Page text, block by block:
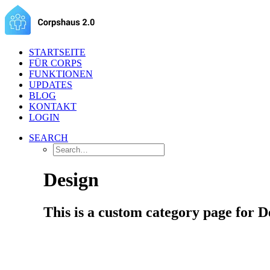
STARTSEITE
FÜR CORPS
FUNKTIONEN
UPDATES
BLOG
KONTAKT
LOGIN
SEARCH
Design
This is a custom category page for